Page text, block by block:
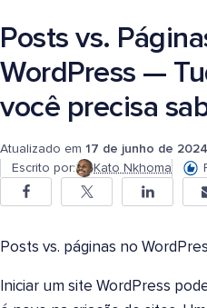
Posts vs.
WordPress —
você precisa
Atualizado em 17 de junho de 2024
Escrito por:
Kato Nkhoma
Posts vs. páginas no
Iniciar um site WordPress